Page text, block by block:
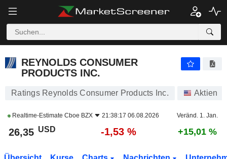
REYNOLDS CONSUMER
PRODUCTS INC.
Ratings Reynolds Consumer Products Inc. Aktien
Realtime-Estimate Cboe BZX 21:38:17 06.08.2026 Veränd. 1. Jan.
26,35 USD -1,53 % +15,01 %